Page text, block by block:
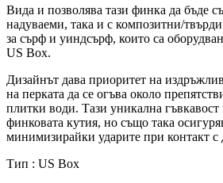
Вида и позволява тази финка да бъде
надуваеми, така и с композитни/
за сърф и уиндсърф, които са
US Box.
Дизайнът дава приоритет на
на перката да се огъва около
плитки води. Тази уникална гъвкавост
финковата кутия, но също така
минимизирайки ударите при контакт с
Тип : US Box